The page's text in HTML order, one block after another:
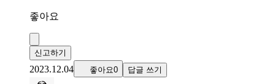
좋아요
신고하기
2023.12.04 좋아요0 답글 쓰기